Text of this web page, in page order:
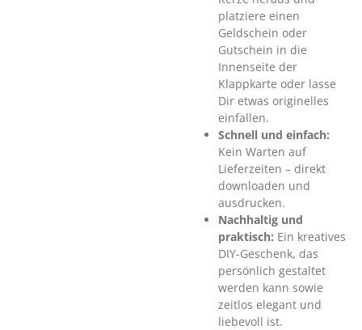
platziere einen
Geldschein oder
Gutschein in die
Innenseite der
Klappkarte oder lasse
Dir etwas originelles
einfallen.
Schnell und einfach:
Kein Warten auf
Lieferzeiten – direkt
downloaden und
ausdrucken.
Nachhaltig und
praktisch: Ein kreatives
DIY-Geschenk, das
persönlich gestaltet
werden kann sowie
zeitlos elegant und
liebevoll ist.